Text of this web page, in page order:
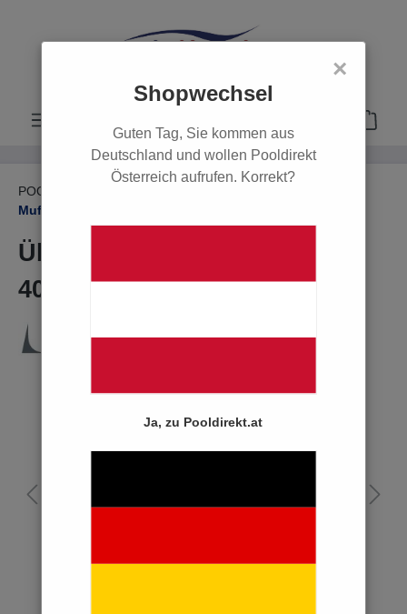
×
Shopwechsel
Guten Tag, Sie kommen aus
Deutschland und wollen Pooldirekt
Österreich aufrufen. Korrekt?
Ja, zu Pooldirekt.at
POOL
Muffen & Reduktionen
Übergangsmuffennippel D
40/32 x 1 1/4"